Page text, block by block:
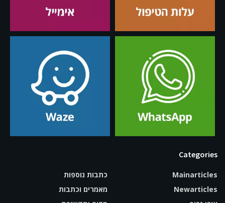
Categories
Mainarticles
Newarticles
כתבות נוספות
מאמרים וכתבות